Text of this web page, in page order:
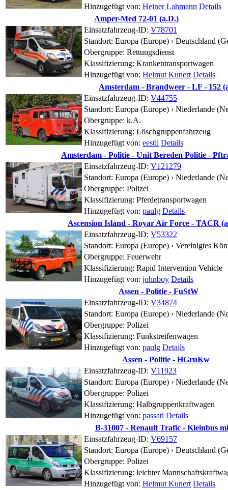
Hinzugefügt von: Heiner Lahmann Details
Amper-Med 72-01 (a.D.)
Einsatzfahrzeug-ID: V78701
Standort: Europa (Europe) › Deutschland
Obergruppe: Rettungsdienst
Klassifizierung: Krankentransportwagen
Hinzugefügt von: Helmut Kunert Details
Amsterdam - Brandweer - LF - 152
Einsatzfahrzeug-ID: V44755
Standort: Europa (Europe) › Niederlande
Obergruppe: k.A.
Klassifizierung: Löschgruppenfahrzeug
Hinzugefügt von: eestii Details
Amsterdam - Politie - Unit Bereden Politie -
Einsatzfahrzeug-ID: V121279
Standort: Europa (Europe) › Niederlande
Obergruppe: Polizei
Klassifizierung: Pferdetransportwagen
Hinzugefügt von: paulg Details
Ascension Island - Royar Air Force - TACR
Einsatzfahrzeug-ID: V53322
Standort: Europa (Europe) › Vereinigtes
Obergruppe: Feuerwehr
Klassifizierung: Rapid Intervention Vehicle
Hinzugefügt von: johnboy Details
Assen - Politie - FuStW
Einsatzfahrzeug-ID: V34874
Standort: Europa (Europe) › Niederlande
Obergruppe: Polizei
Klassifizierung: Funkstreifenwagen
Hinzugefügt von: paulg Details
Assen - Politie - HGruKw
Einsatzfahrzeug-ID: V11923
Standort: Europa (Europe) › Niederlande
Obergruppe: Polizei
Klassifizierung: Halbgruppenkraftwagen
Hinzugefügt von: passati Details
B-31007 - Renault Trafic - Kleinbus
Einsatzfahrzeug-ID: V69157
Standort: Europa (Europe) › Deutschland
Obergruppe: Polizei
Klassifizierung: leichter
Hinzugefügt von: Helmut Kunert Details